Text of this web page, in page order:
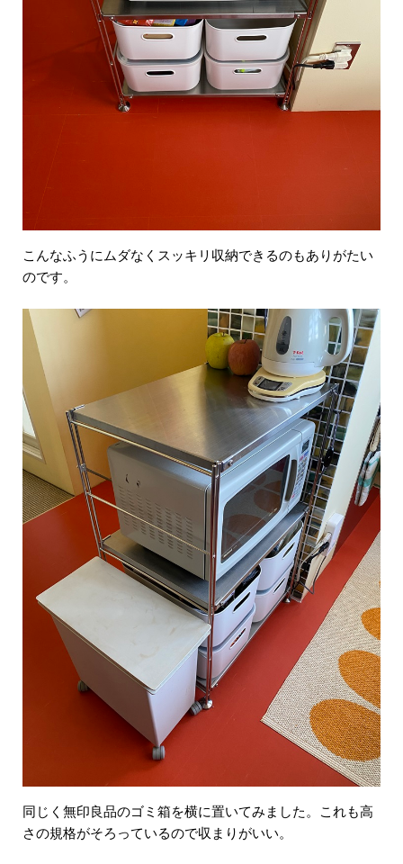
こんなふうにムダなくスッキリ収納できるのもありがたい
のです。
同じく無印良品のゴミ箱を横に置いてみました。これも高
さの規格がそろっているので収まりがいい。